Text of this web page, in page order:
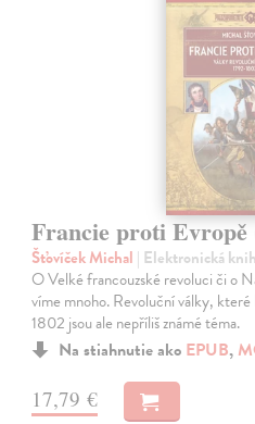
Francie proti Evropě
Šťovíček Michal | Elektronická
O Velké francouzské revoluci či o
víme mnoho. Revoluční války,
1802 jsou ale nepříliš známé téma.
Na stiahnutie ako EPUB,
17,79 €